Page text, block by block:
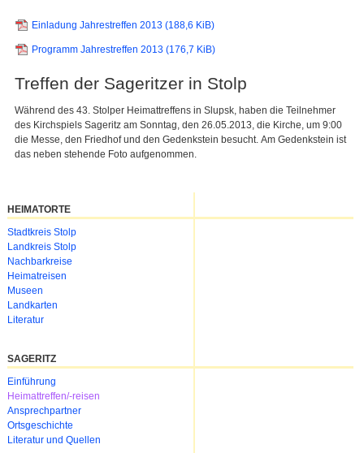
Einladung Jahrestreffen 2013 (188,6 KiB)
Programm Jahrestreffen 2013 (176,7 KiB)
Treffen der Sageritzer in Stolp
Während des 43. Stolper Heimattreffens in Slupsk, haben die Teilnehmer
des Kirchspiels Sageritz am Sonntag, den 26.05.2013, die Kirche, um 9:00
die Messe, den Friedhof und den Gedenkstein besucht. Am Gedenkstein ist
das neben stehende Foto aufgenommen.
HEIMATORTE
Navigation
überspringen
Stadtkreis Stolp
Landkreis Stolp
Nachbarkreise
Heimatreisen
Museen
Landkarten
Literatur
SAGERITZ
Navigation
überspringen
Einführung
Heimattreffen/-reisen
Ansprechpartner
Ortsgeschichte
Literatur und Quellen